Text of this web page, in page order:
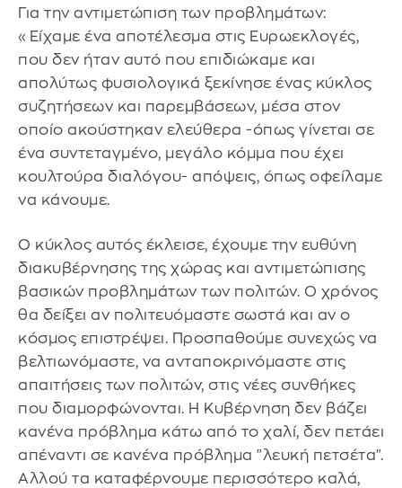
Για την αντιμετώπιση των προβλημάτων:
«Είχαμε ένα αποτέλεσμα στις Ευρωεκλογές,
που δεν ήταν αυτό που επιδιώκαμε και
απολύτως φυσιολογικά ξεκίνησε ένας κύκλος
συζητήσεων και παρεμβάσεων, μέσα στον
οποίο ακούστηκαν ελεύθερα -όπως γίνεται σε
ένα συντεταγμένο, μεγάλο κόμμα που έχει
κουλτούρα διαλόγου- απόψεις, όπως οφείλαμε
να κάνουμε.
Ο κύκλος αυτός έκλεισε, έχουμε την ευθύνη
διακυβέρνησης της χώρας και αντιμετώπισης
βασικών προβλημάτων των πολιτών. Ο χρόνος
θα δείξει αν πολιτευόμαστε σωστά και αν ο
κόσμος επιστρέψει. Προσπαθούμε συνεχώς να
βελτιωνόμαστε, να ανταποκρινόμαστε στις
απαιτήσεις των πολιτών, στις νέες συνθήκες
που διαμορφώνονται. Η Κυβέρνηση δεν βάζει
κανένα πρόβλημα κάτω από το χαλί, δεν πετάει
απέναντι σε κανένα πρόβλημα "λευκή πετσέτα".
Αλλού τα καταφέρνουμε περισσότερο καλά,